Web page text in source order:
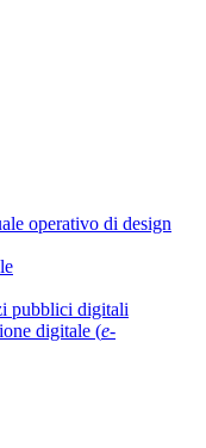
operativo di design
pubblici digitali
digitale (e-